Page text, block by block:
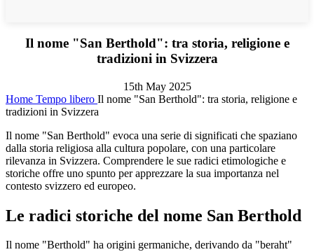
Il nome "San Berthold": tra storia, religione e
tradizioni in Svizzera
15th May 2025
Home Tempo libero Il nome "San Berthold": tra storia, religione e
tradizioni in Svizzera
Il nome "San Berthold" evoca una serie di significati che spaziano
dalla storia religiosa alla cultura popolare, con una particolare
rilevanza in Svizzera. Comprendere le sue radici etimologiche e
storiche offre uno spunto per apprezzare la sua importanza nel
contesto svizzero ed europeo.
Le radici storiche del nome San Berthold
Il nome "Berthold" ha origini germaniche, derivando da "beraht"